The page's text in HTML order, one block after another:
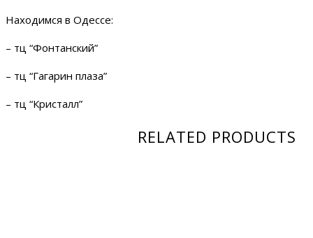
Находимся в Одессе:
– тц “Фонтанский”
– тц “Гагарин плаза”
– тц “Кристалл”
RELATED PRODUCTS